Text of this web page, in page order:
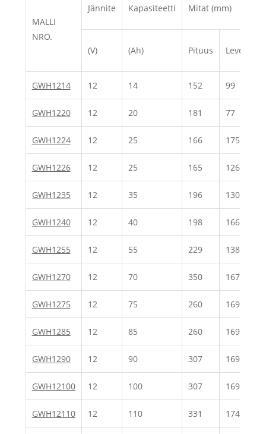
MALLI
NRO.
Jännite Kapasiteetti Mitat (mm)
(V) (Ah) Pituus Leveys
GWH1214 12 14 152 99
GWH1220 12 20 181 77
GWH1224 12 25 166 175
GWH1226 12 25 165 126
GWH1235 12 35 196 130
GWH1240 12 40 198 166
GWH1255 12 55 229 138
GWH1270 12 70 350 167
GWH1275 12 75 260 169
GWH1285 12 85 260 169
GWH1290 12 90 307 169
GWH12100 12 100 307 169
GWH12110 12 110 331 174